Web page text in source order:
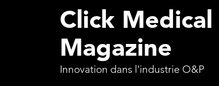
Click
Magazine
Innovation dans l'industrie O&P